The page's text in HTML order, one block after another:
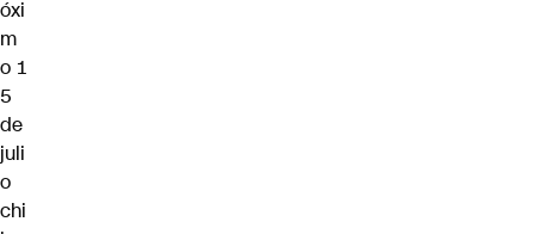
óxi
m
o 1
5
de
juli
o
chi